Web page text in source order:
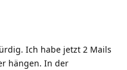
Ich habe jetzt 2 Mails
hängen. In der